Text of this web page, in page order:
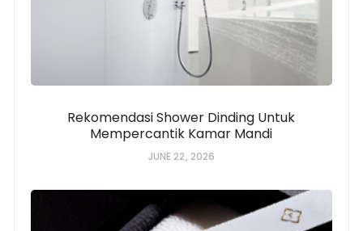
Rekomendasi Shower Dinding Untuk
Mempercantik Kamar Mandi
JUNE 22, 2026